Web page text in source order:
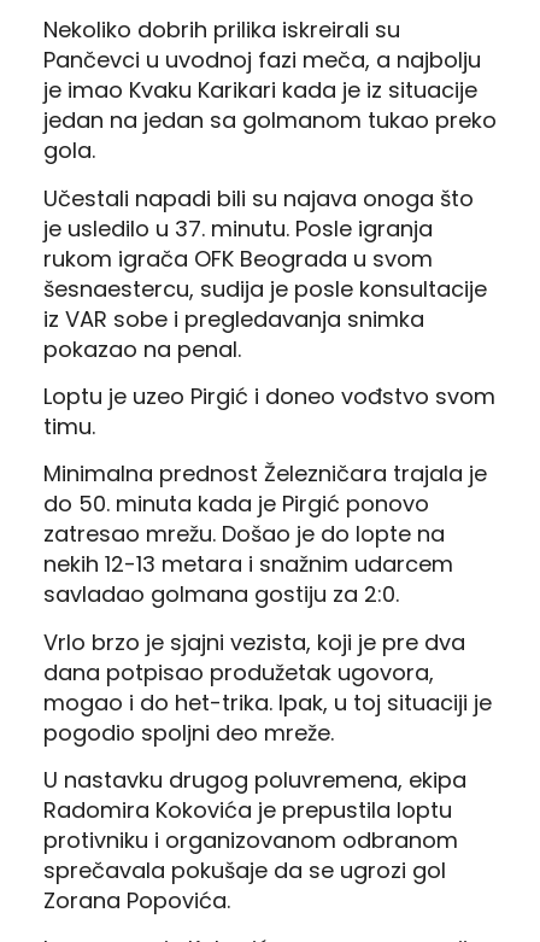
Nekoliko dobrih prilika iskreirali su
Pančevci u uvodnoj fazi meča, a najbolju
je imao Kvaku Karikari kada je iz situacije
jedan na jedan sa golmanom tukao preko
gola.
Učestali napadi bili su najava onoga što
je usledilo u 37. minutu. Posle igranja
rukom igrača OFK Beograda u svom
šesnaestercu, sudija je posle konsultacije
iz VAR sobe i pregledavanja snimka
pokazao na penal.
Loptu je uzeo Pirgić i doneo vođstvo svom
timu.
Minimalna prednost Železničara trajala je
do 50. minuta kada je Pirgić ponovo
zatresao mrežu. Došao je do lopte na
nekih 12-13 metara i snažnim udarcem
savladao golmana gostiju za 2:0.
Vrlo brzo je sjajni vezista, koji je pre dva
dana potpisao produžetak ugovora,
mogao i do het-trika. Ipak, u toj situaciji je
pogodio spoljni deo mreže.
U nastavku drugog poluvremena, ekipa
Radomira Kokovića je prepustila loptu
protivniku i organizovanom odbranom
sprečavala pokušaje da se ugrozi gol
Zorana Popovića.